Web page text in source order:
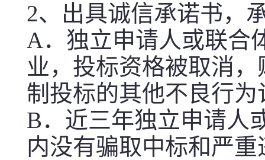
2、出具诚信承诺书，
A．独立申请人或联合
业，投标资格被取消
制投标的其他不良行为
B．近三年独立申请人
内没有骗取中标和严